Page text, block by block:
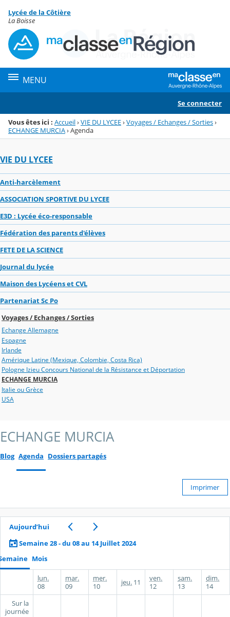
Menu de la rubrique
Contenu
Lycée de la Côtière
La Boisse
MENU
Se connecter
Vous êtes ici : Accueil›VIE DU LYCEE›Voyages / Echanges / Sorties›
ECHANGE MURCIA›Agenda
VIE DU LYCEE
Anti-harcèlement
ASSOCIATION SPORTIVE DU LYCEE
E3D : Lycée éco-responsable
Fédération des parents d'élèves
FETE DE LA SCIENCE
Journal du lycée
Maison des Lycéens et CVL
Partenariat Sc Po
Voyages / Echanges / Sorties
Echange Allemagne
Espagne
Irlande
Amérique Latine (Mexique, Colombie, Costa Rica)
Pologne Izieu Concours National de la Résistance et Déportation
ECHANGE MURCIA
Italie ou Grèce
USA
ECHANGE MURCIA
Blog Agenda Dossiers partagés
Imprimer
Aujourd’hui
Semaine 28 - du 08 au 14 Juillet 2024
Mois
lun.
08
mar.
09
mer.
10
jeu. 11
ven.
12
sam.
13
dim.
14
Sur la
journée